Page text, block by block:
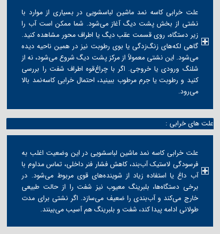
علت خرابی کاسه نمد ماشین لباسشویی در بسیاری از موارد با
نشتی از بخش پشت دیگ آغاز می‌شود. شما ممکن است آب را
زیر دستگاه، روی قسمت عقب دیگ یا اطراف محور مشاهده کنید.
گاهی لکه‌های زنگ‌زدگی یا بوی رطوبت نیز در همین ناحیه دیده
می‌شود. این نشتی معمولاً از مرکز پشت دیگ شروع می‌شود، نه از
شلنگ ورودی یا خروجی. اگر با چراغ‌قوه اطراف شفت را بررسی
کنید و رطوبت یا جرم مرطوب ببینید، احتمال خرابی کاسه‌نمد بالا
می‌رود.
علت های خرابی :
علت خرابی کاسه نمد ماشین لباسشویی در این وضعیت اغلب به
فرسودگی لاستیک آب‌بند، کاهش فشار فنر داخلی، تماس مداوم با
آب داغ یا استفاده زیاد از شوینده‌های قوی مربوط می‌شود. در
برخی دستگاه‌ها، بلبرینگ معیوب نیز شفت را از حالت طبیعی
خارج می‌کند و آب‌بندی را ضعیف می‌سازد. اگر نشتی برای مدت
طولانی ادامه پیدا کند، شفت و بلبرینگ هم آسیب می‌بینند.